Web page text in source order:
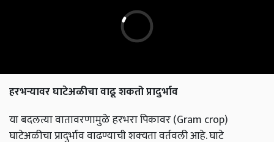
हरभर्‍यावर घाटेअळीचा वाढू शकतो प्रादुर्भाव
या बदलत्या वातावरणामुळे हरभरा पिकावर (Gram crop)
घाटेअळीचा प्रादुर्भाव वाढण्याची शक्‍यता वर्तवली आहे. घाटे